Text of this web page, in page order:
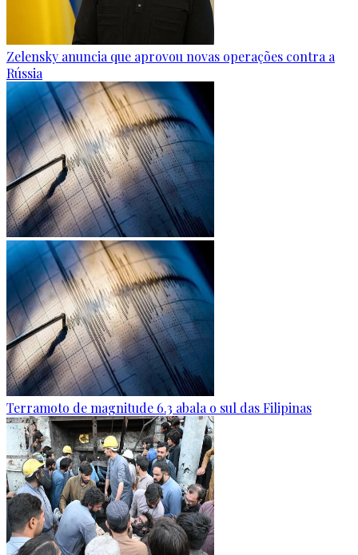
Zelensky anuncia que aprovou novas operações contra a
Rússia
Terramoto de magnitude 6.3 abala o sul das Filipinas